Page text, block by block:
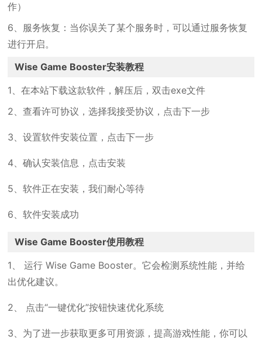
作）
6、服务恢复：当你误关了某个服务时，可以通过服务恢复
进行开启。
Wise Game Booster安装教程
1、在本站下载这款软件，解压后，双击exe文件
2、查看许可协议，选择我接受协议，点击下一步
3、设置软件安装位置，点击下一步
4、确认安装信息，点击安装
5、软件正在安装，我们耐心等待
6、软件安装成功
Wise Game Booster使用教程
1、 运行 Wise Game Booster。它会检测系统性能，并给
出优化建议。
2、 点击“一键优化”按钮快速优化系统
3、为了进一步获取更多可用资源，提高游戏性能，你可以